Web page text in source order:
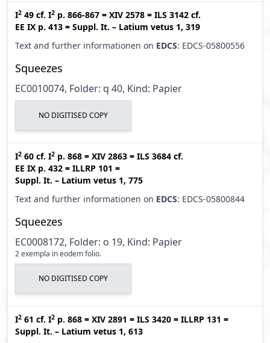
I2 49 cf. I2 p. 866-867 = XIV 2578 = ILS 3142 cf.
EE IX p. 413 = Suppl. It. – Latium vetus 1, 319
Text and further informationen on EDCS: EDCS-05800556
Squeezes
EC0010074, Folder: q 40, Kind: Papier
NO DIGITISED COPY
I2 60 cf. I2 p. 868 = XIV 2863 = ILS 3684 cf.
EE IX p. 432 = ILLRP 101 =
Suppl. It. – Latium vetus 1, 775
Text and further informationen on EDCS: EDCS-05800844
Squeezes
EC0008172, Folder: o 19, Kind: Papier
2 exempla in eodem folio.
NO DIGITISED COPY
I2 61 cf. I2 p. 868 = XIV 2891 = ILS 3420 = ILLRP 131 =
Suppl. It. – Latium vetus 1, 613